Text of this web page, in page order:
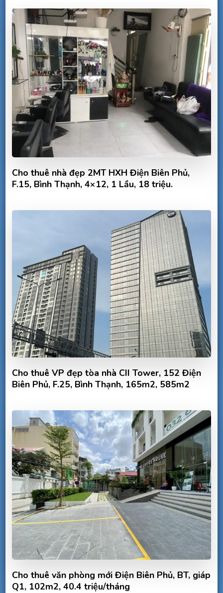
Cho thuê nhà đẹp 2MT HXH Điện Biên Phủ,
F.15, Bình Thạnh, 4×12, 1 Lầu, 18 triệu.
Cho thuê VP đẹp tòa nhà CII Tower, 152 Điện
Biên Phủ, F.25, Bình Thạnh, 165m2, 585m2
Cho thuê văn phòng mới Điện Biên Phủ, BT, giáp
Q1, 102m2, 40.4 triệu/tháng